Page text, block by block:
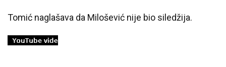
Tomić naglašava da Milošević nije bio siledžija.